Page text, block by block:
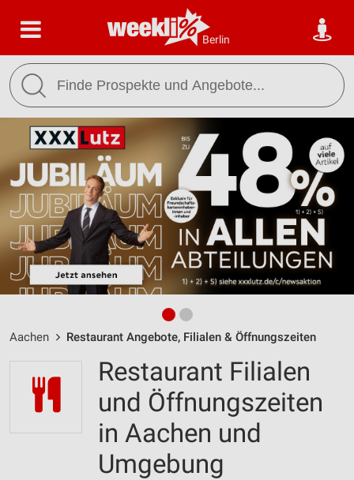
Berlin
Aachen Restaurant Angebote, Filialen & Öffnungszeiten
Restaurant Filialen
und Öffnungszeiten
in Aachen und
Umgebung